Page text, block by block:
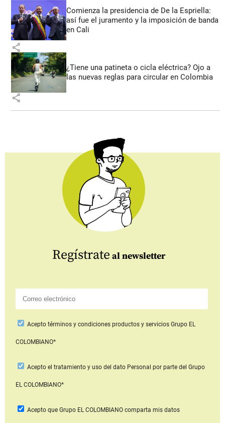
Comienza la presidencia de De la Espriella:
así fue el juramento y la imposición de banda
en Cali
share
¿Tiene una patineta o cicla eléctrica? Ojo a
las nuevas reglas para circular en Colombia
share
Regístrate al newsletter
Aceptotérminos y condiciones productos y serviciosGrupo EL
COLOMBIANO*
Acepto el tratamiento y uso del dato Personal por parte del Grupo
EL COLOMBIANO*
Acepto que Grupo EL COLOMBIANOcomparta mis datos